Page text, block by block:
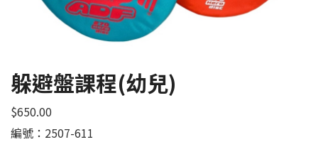
躲避盤課程(幼兒)
$650.00
編號：2507-611